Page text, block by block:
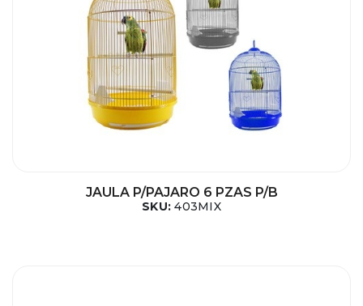
JAULA P/PAJARO 6 PZAS P/B
SKU:403MIX